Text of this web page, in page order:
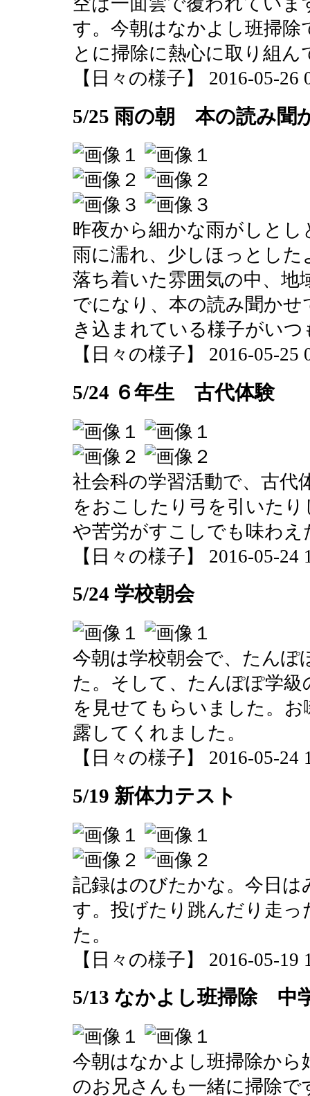
す。今朝はなかよし班掃
とに掃除に熱心に取り組ん
【日々の様子】 2016-05-26
5/25 雨の朝 本の読み聞
昨夜から細かな雨がしと
雨に濡れ、少しほっとし
落ち着いた雰囲気の中、
でになり、本の読み聞か
き込まれている様子がい
【日々の様子】 2016-05-25
5/24 ６年生 古代体験
社会科の学習活動で、古代
をおこしたり弓を引いた
や苦労がすこしでも味わえ
【日々の様子】 2016-05-24
5/24 学校朝会
今朝は学校朝会で、たん
た。そして、たんぽぽ学
を見せてもらいました。
露してくれました。
【日々の様子】 2016-05-24
5/19 新体力テスト
記録はのびたかな。今日
す。投げたり跳んだり走
た。
【日々の様子】 2016-05-19
5/13 なかよし班掃除 中
今朝はなかよし班掃除か
のお兄さんも一緒に掃除